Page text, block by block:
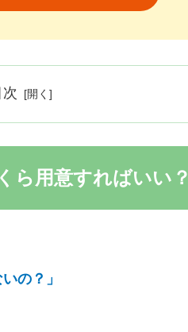
ら用意すればいい？
の？」